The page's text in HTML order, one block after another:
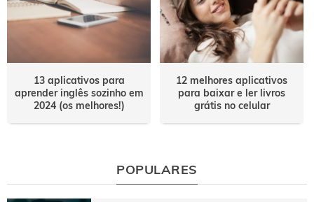
13 aplicativos para
aprender inglês sozinho em
2024 (os melhores!)
12 melhores aplicativos
para baixar e ler livros
grátis no celular
POPULARES